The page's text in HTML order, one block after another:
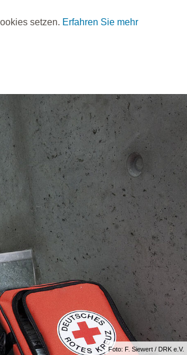
setzen. Erfahren Sie mehr
Foto: F. Siewert / DRK e.V.